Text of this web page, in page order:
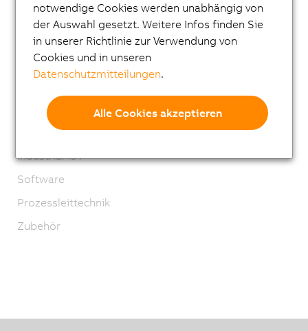
Sicherheitstechnik
Antriebstechnik
Mechatronische Systeme
Mobile Automation
Netzwerke und Feldbus Module
Industrial IoT
Software
Prozessleittechnik
Zubehör
notwendige Cookies werden unabhängig von
der Auswahl gesetzt. Weitere Infos finden Sie
in unserer Richtlinie zur Verwendung von
Cookies und in unseren
Datenschutzmitteilungen.
Alle Cookies akzeptieren